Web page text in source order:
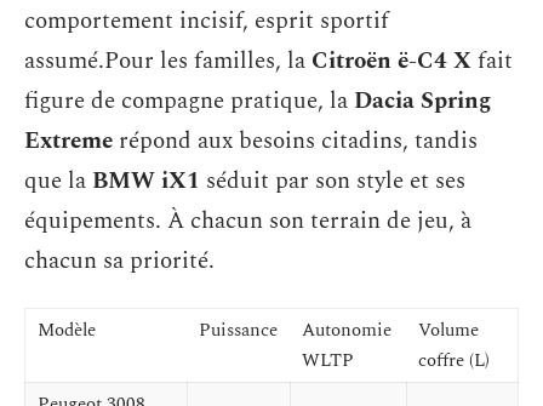
comportement incisif, esprit sportif
assumé.Pour les familles, la Citroën ë-C4 Xfait
figure de compagne pratique, la Dacia Spring
Extreme répond aux besoins citadins, tandis
que la BMW iX1 séduit par son style et ses
équipements. À chacun son terrain de jeu, à
chacun sa priorité.
Modèle Puissance
Autonomie
WLTP
Volume
coffre (L)